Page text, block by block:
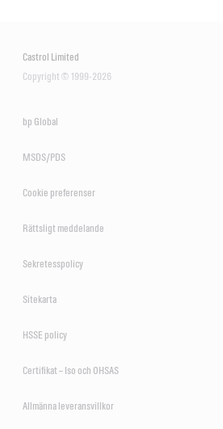
Castrol Limited
Copyright © 1999-2026
bp Global
MSDS/PDS
Cookie preferenser
Rättsligt meddelande
Sekretesspolicy
Sitekarta
HSSE policy
Certifikat – Iso och OHSAS
Allmänna leveransvillkor